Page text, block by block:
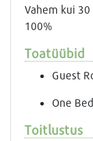
Vahem kui
100%
Toatüübid
Guest
One
Toitlustus